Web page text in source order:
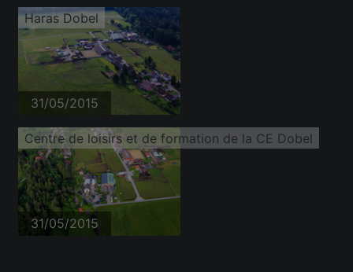
Haras Dobel
31/05/2015
Centre de loisirs et de formation de la CE Dobel
31/05/2015